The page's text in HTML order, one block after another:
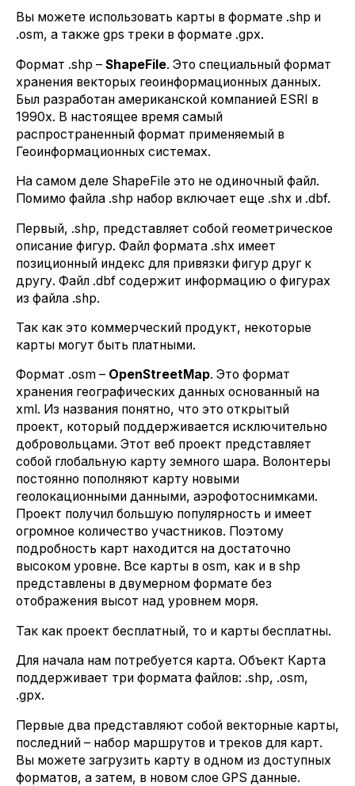
Вы можете использовать карты в формате .shp и
.osm, а также gps треки в формате .gpx.
Формат .shp – ShapeFile. Это специальный формат
хранения векторых геоинформационных данных.
Был разработан американской компанией ESRI в
1990х. В настоящее время самый
распространенный формат применяемый в
Геоинформационных системах.
На самом деле ShapeFile это не одиночный файл.
Помимо файла .shp набор включает еще .shx и .dbf.
Первый, .shp, представляет собой геометрическое
описание фигур. Файл формата .shx имеет
позиционный индекс для привязки фигур друг к
другу. Файл .dbf содержит информацию о фигурах
из файла .shp.
Так как это коммерческий продукт, некоторые
карты могут быть платными.
Формат .osm – OpenStreetMap. Это формат
хранения географических данных основанный на
xml. Из названия понятно, что это открытый
проект, который поддерживается исключительно
добровольцами. Этот веб проект представляет
собой глобальную карту земного шара. Волонтеры
постоянно пополняют карту новыми
геолокационными данными, аэрофотоснимками.
Проект получил большую популярность и имеет
огромное количество участников. Поэтому
подробность карт находится на достаточно
высоком уровне. Все карты в osm, как и в shp
представлены в двумерном формате без
отображения высот над уровнем моря.
Так как проект бесплатный, то и карты бесплатны.
Для начала нам потребуется карта. Объект Карта
поддерживает три формата файлов: .shp, .osm,
.gpx.
Первые два представляют собой векторные карты,
последний – набор маршрутов и треков для карт.
Вы можете загрузить карту в одном из доступных
форматов, а затем, в новом слое GPS данные.